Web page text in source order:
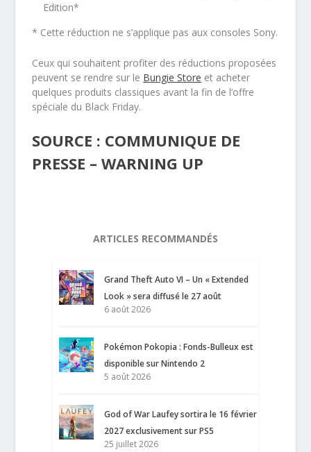
Edition*
* Cette réduction ne s’applique pas aux consoles Sony.
Ceux qui souhaitent profiter des réductions proposées
peuvent se rendre sur le Bungie Store et acheter
quelques produits classiques avant la fin de l’offre
spéciale du Black Friday.
SOURCE : COMMUNIQUE DE
PRESSE – WARNING UP
ARTICLES RECOMMANDÉS
Grand Theft Auto VI – Un « Extended
Look » sera diffusé le 27 août
6 août 2026
Pokémon Pokopia : Fonds-Bulleux est
disponible sur Nintendo 2
5 août 2026
God of War Laufey sortira le 16 février
2027 exclusivement sur PS5
25 juillet 2026